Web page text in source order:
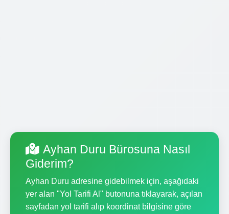
Ayhan Duru Bürosuna Nasıl
Giderim?
Ayhan Duru adresine gidebilmek için, aşağıdaki
yer alan "Yol Tarifi Al" butonuna tıklayarak, açılan
sayfadan yol tarifi alıp koordinat bilgisine göre